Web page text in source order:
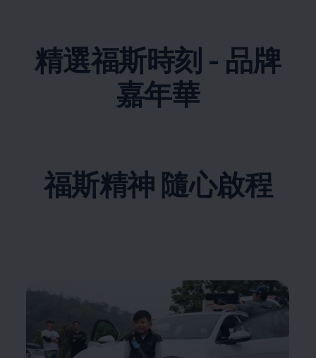
精選福斯時刻 - 品牌
嘉年華
福斯精神 隨心啟程